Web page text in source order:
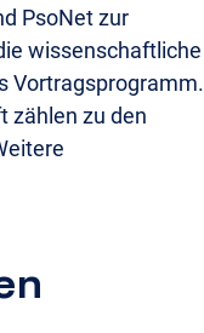
PsoNet zur
wissenschaftliche
Vortragsprogramm.
zählen zu den